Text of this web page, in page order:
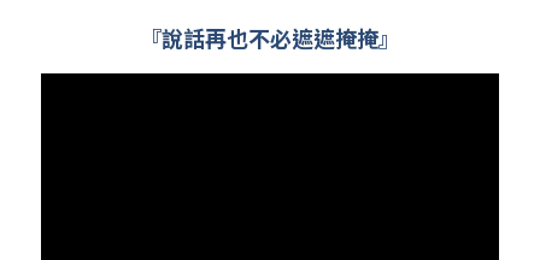
『說話再也不必遮遮掩掩』